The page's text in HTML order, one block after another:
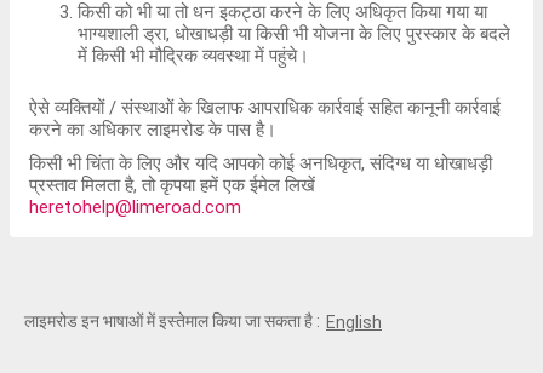
किसी को भी या तो धन इकट्ठा करने के लिए अधिकृत किया गया या
भाग्यशाली ड्रा, धोखाधड़ी या किसी भी योजना के लिए पुरस्कार के बदले
में किसी भी मौद्रिक व्यवस्था में पहुंचे।
ऐसे व्यक्तियों / संस्थाओं के खिलाफ आपराधिक कार्रवाई सहित कानूनी कार्रवाई
करने का अधिकार लाइमरोड के पास है।
किसी भी चिंता के लिए और यदि आपको कोई अनधिकृत, संदिग्ध या धोखाधड़ी
प्रस्ताव मिलता है, तो कृपया हमें एक ईमेल लिखें
heretohelp@limeroad.com
लाइमरोड इन भाषाओं में इस्तेमाल किया जा सकता है : English